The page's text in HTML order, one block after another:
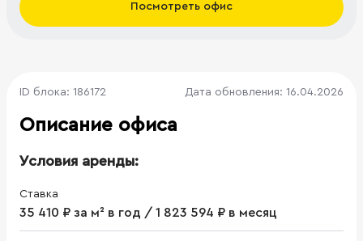
Посмотреть офис
ID блока: 186172 Дата обновления: 16.04.2026
Описание офиса
Условия аренды:
Ставка
35 410 ₽ за м² в год / 1 823 594 ₽ в месяц